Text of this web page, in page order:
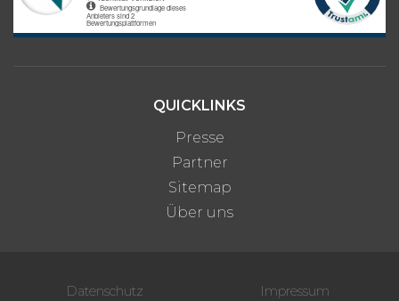
QUICKLINKS
Presse
Partner
Sitemap
Über uns
Datenschutz Impressum